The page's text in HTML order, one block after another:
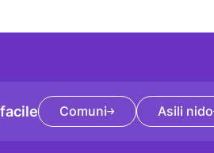
Comuni Asili nido